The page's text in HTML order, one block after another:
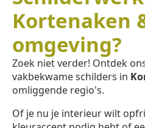
Kortenaken
omgeving?
Zoek niet verder! Ontdek
vakbekwame schilders in
omliggende regio's.
Of je nu je interieur wilt